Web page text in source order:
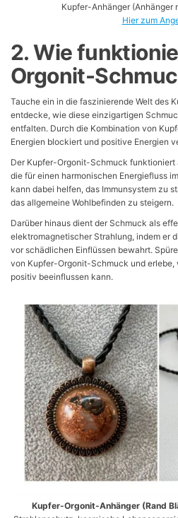
Kupfer-Anhänger (Anhänger
Hier zum
2. Wie
Orgonit-
Tauche ein in die faszinierende Welt des
entdecke, wie diese einzigartigen
entfalten. Durch die Kombination von
Energien blockiert und positive Energien
Der Kupfer-Orgonit-Schmuck funktioniert
die für einen harmonischen Energiefluss
kann dabei helfen, das Immunsystem zu
das allgemeine Wohlbefinden zu steigern.
Darüber hinaus dient der Schmuck als
elektromagnetischer Strahlung, indem er
vor schädlichen Einflüssen bewahrt.
von Kupfer-Orgonit-Schmuck und erlebe,
positiv beeinflussen kann.
Kupfer-Orgonit-Anhänger (Rand